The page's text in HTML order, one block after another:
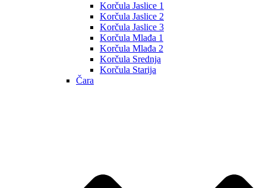
Korčula Jaslice 1
Korčula Jaslice 2
Korčula Jaslice 3
Korčula Mlađa 1
Korčula Mlađa 2
Korčula Srednja
Korčula Starija
Čara